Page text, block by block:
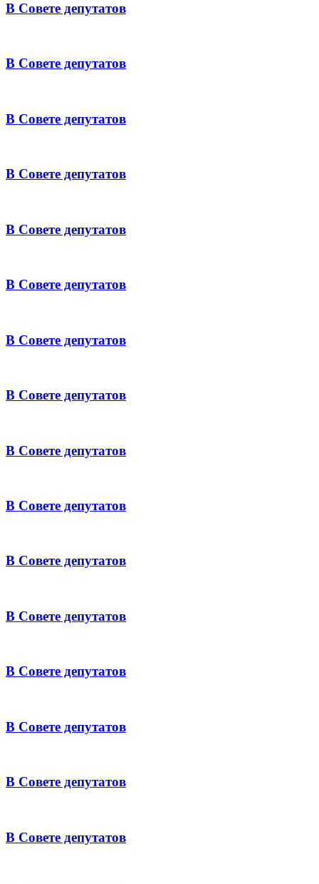
В Совете депутатов
В Совете депутатов
В Совете депутатов
В Совете депутатов
В Совете депутатов
В Совете депутатов
В Совете депутатов
В Совете депутатов
В Совете депутатов
В Совете депутатов
В Совете депутатов
В Совете депутатов
В Совете депутатов
В Совете депутатов
В Совете депутатов
В Совете депутатов